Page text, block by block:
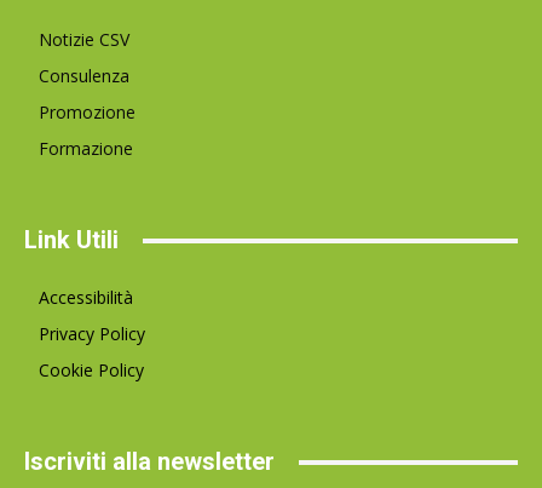
Notizie CSV
Consulenza
Promozione
Formazione
Link Utili
Accessibilità
Privacy Policy
Cookie Policy
Iscriviti alla newsletter